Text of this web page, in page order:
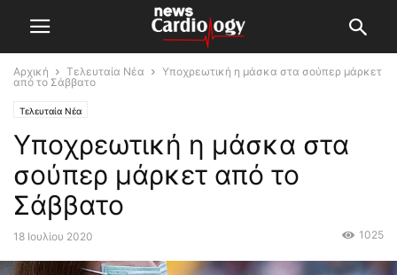
Αρχική Τελευταία Νέα
Υποχρεωτική η μάσκα στα σούπερ μάρκετ
από το Σάββατο
Τελευταία Νέα
Υποχρεωτική η μάσκα στα
σούπερ μάρκετ από το
Σάββατο
18 Ιουλίου 2020 1025